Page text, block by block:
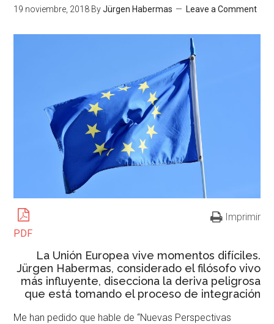
19 noviembre, 2018 ByJürgen Habermas Leave a Comment
PDF
Imprimir
La Unión Europea vive momentos difíciles.
Jürgen Habermas, considerado el filósofo vivo
más influyente, disecciona la deriva peligrosa
que está tomando el proceso de integración
Me han pedido que hable de “Nuevas Perspectivas